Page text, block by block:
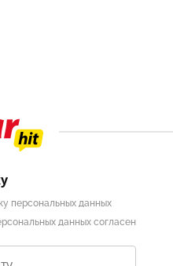
персональных данных
данных согласен